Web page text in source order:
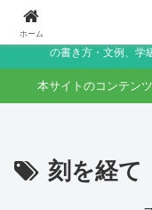
小学生〜未就学児の保護者
葉の違いなど国語のつまず
の書き方・文例、学
本サイトのコンテン
刻を経て
ホーム